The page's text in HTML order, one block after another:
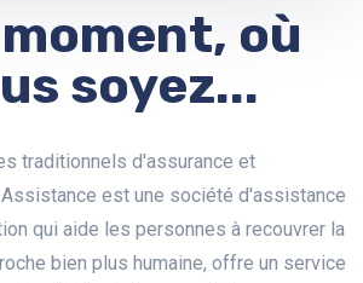
où
soyez...
traditionnels d'assurance et
est une société d'assistance
qui aide les personnes à recouvrer la
bien plus humaine, offre un service